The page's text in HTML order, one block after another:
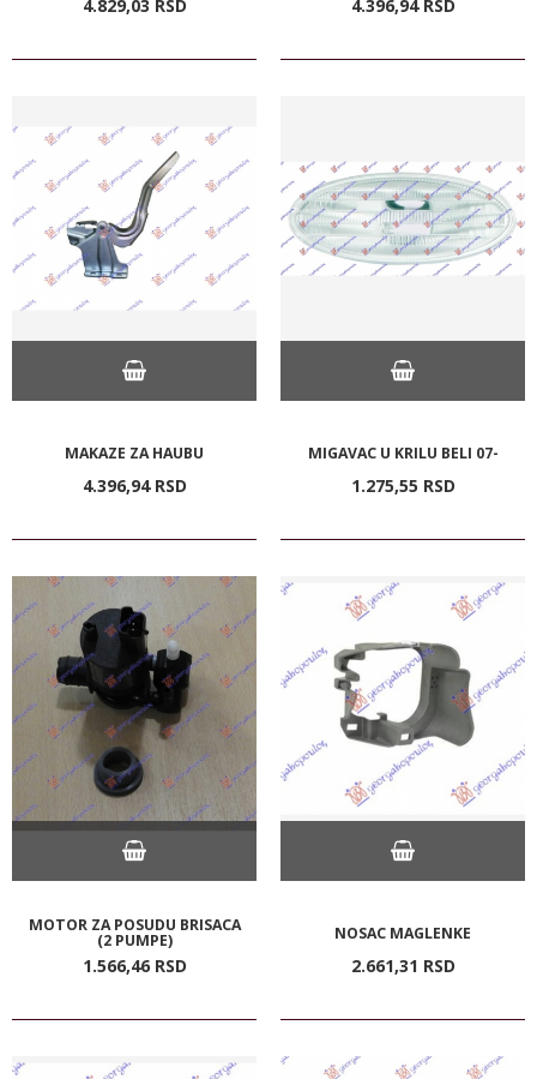
4.829,03 RSD 4.396,94 RSD
MAKAZE ZA HAUBU
4.396,94 RSD
MIGAVAC U KRILU BELI 07-
1.275,55 RSD
MOTOR ZA POSUDU BRISACA
(2 PUMPE)
1.566,46 RSD
NOSAC MAGLENKE
2.661,31 RSD